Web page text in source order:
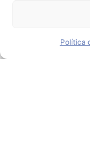
Política
+